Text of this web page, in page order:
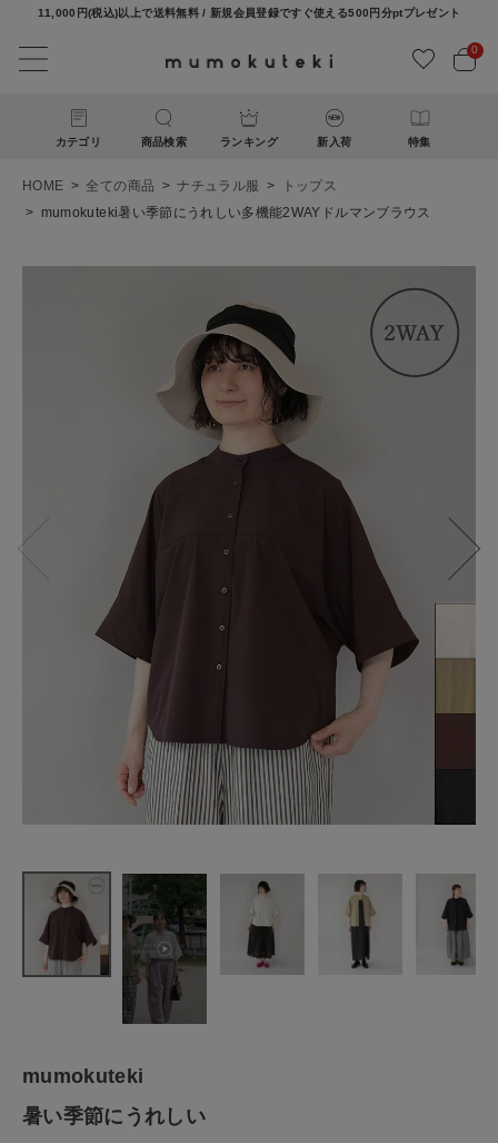
11,000円(税込)以上で送料無料 / 新規会員登録ですぐ使える500円分ptプレゼント
0
カテゴリ 商品検索 ランキング 新入荷 特集
新規会員登録
CATEGORY
ナチュラル服
HOME 全ての商品 ナチュラル服
トップス
mumokuteki暑い季節にうれしい多機能2WAYドルマンブラウス
mumokuteki
暑い季節にうれしい